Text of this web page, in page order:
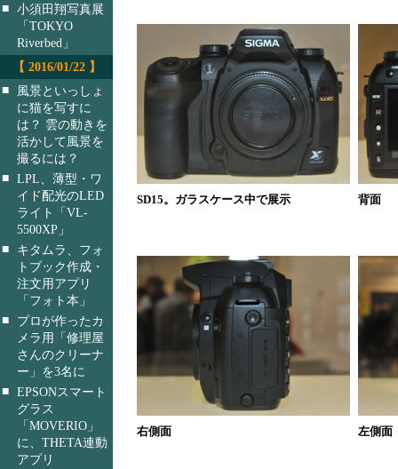
■ 小須田翔写真展
「TOKYO
Riverbed」
【 2016/01/22 】
■
風景といっしょ
に猫を写すに
は？ 雲の動きを
活かして風景を
撮るには？
■ LPL、薄型・ワ
イド配光のLED
ライト「VL-
5500XP」
■
キタムラ、フォ
トブック作成・
注文用アプリ
「フォト本」
■
プロが作ったカ
メラ用「修理屋
さんのクリーナ
ー」を3名に
■ EPSONスマート
グラス
「MOVERIO」
に、THETA連動
アプリ
SD15。ガラスケース中で展示 背面
右側面 左側面